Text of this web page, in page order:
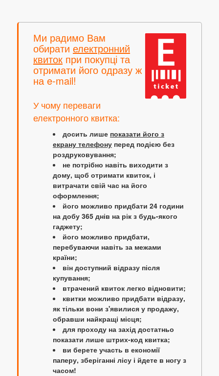
Ми радимо Вам
обирати електронний
квиток при покупці та
отримати його одразу ж
на e-mail!
У чому переваги
електронного квитка:
досить лише показати його з
екрану телефону перед подією без
роздруковування;
не потрібно навіть виходити з
дому, щоб отримати квиток, і
витрачати свій час на його
оформлення;
його можливо придбати 24 години
на добу 365 днів на рік з будь-якого
гаджету;
його можливо придбати,
перебуваючи навіть за межами
країни;
він доступний відразу після
купування;
втрачений квиток легко відновити;
квитки можливо придбати відразу,
як тільки вони з'явилися у продажу,
обравши найкращі місця;
для проходу на захід достатньо
показати лише штрих-код квитка;
ви берете участь в економії
паперу, зберіганні лісу і йдете в ногу з
часом!